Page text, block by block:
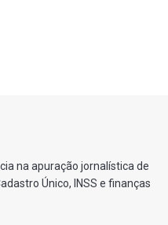
na apuração jornalística de
Único, INSS e finanças